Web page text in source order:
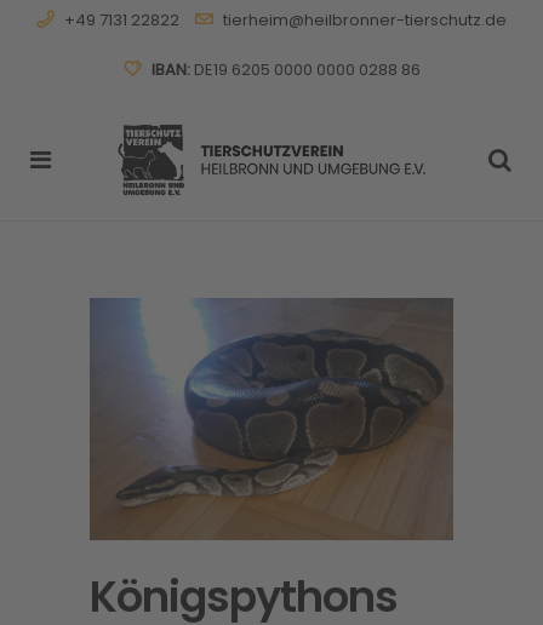
+49 7131 22822 tierheim@heilbronner-tierschutz.de
IBAN:DE19 6205 0000 0000 0288 86
Königspythons